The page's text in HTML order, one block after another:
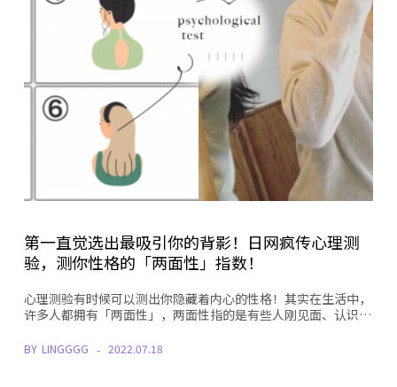
第一直觉选出最吸引你的背影！日网疯传心理测
验，测你性格的「两面性」指数！
心理测验有时候可以测出你隐藏着内心的性格！其实在生活中，
许多人都拥有「两面性」，两面性指的是有些人刚见面、认识…
BY LINGGGG 2022.07.18